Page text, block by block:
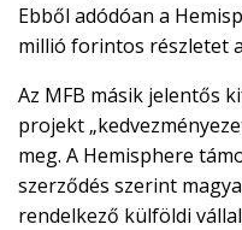
Ebből adódóan a
millió forintos részletet
Az MFB másik jelentős
projekt
meg. A Hemisphere
szerződés szerint
rendelkező külföldi